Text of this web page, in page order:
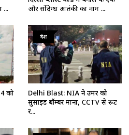
...
और संदिग्ध आतंकी का नाम ...
को
देश
Delhi Blast: NIA ने उमर को
सुसाइड बॉम्बर माना, CCTV से रूट
र...